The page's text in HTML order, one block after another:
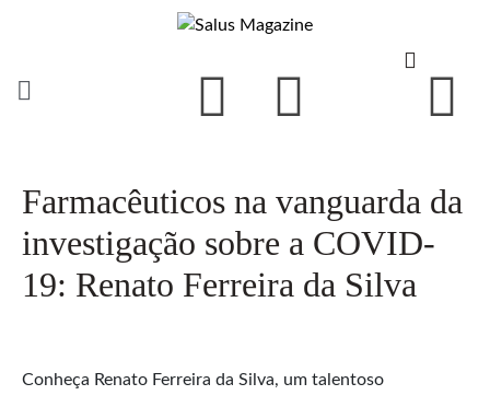
Farmacêuticos na vanguarda da
investigação sobre a COVID-
19: Renato Ferreira da Silva
Conheça Renato Ferreira da Silva, um talentoso